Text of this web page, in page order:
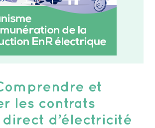
et
les contrats
direct d’électricité